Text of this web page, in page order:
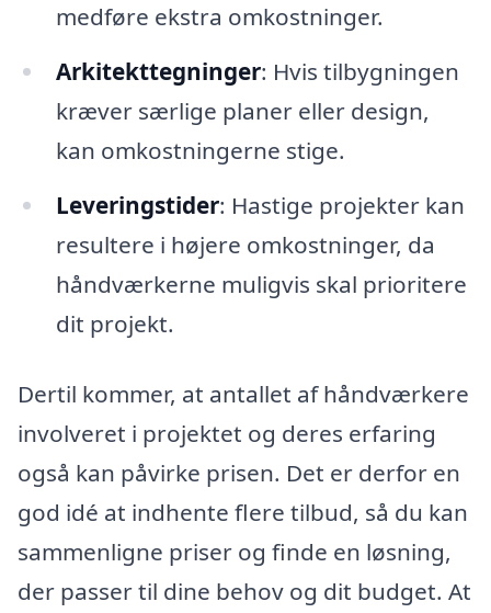
medføre ekstra omkostninger.
Arkitekttegninger: Hvis tilbygningen
kræver særlige planer eller design,
kan omkostningerne stige.
Leveringstider: Hastige projekter kan
resultere i højere omkostninger, da
håndværkerne muligvis skal prioritere
dit projekt.
Dertil kommer, at antallet af håndværkere
involveret i projektet og deres erfaring
også kan påvirke prisen. Det er derfor en
god idé at indhente flere tilbud, så du kan
sammenligne priser og finde en løsning,
der passer til dine behov og dit budget. At